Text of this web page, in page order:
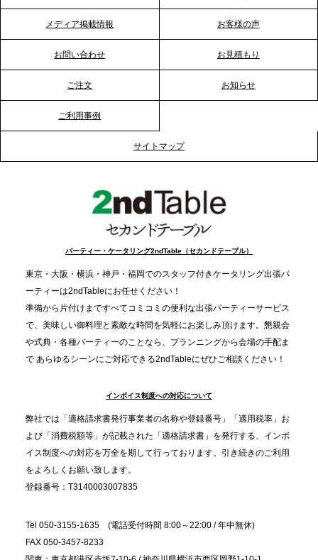
2026.1.20
ーションを活性化
2025.12.12
事提供を実施へ
TBS「Nスタ」で、2ndTable「1DISH」が紹介され
2025.11.21
プレスリリースのご案内｜忘年会は“移動時間ゼロ
分”の時代へ。法人注文が前年比5倍に伸びた「宅配
オードブル」が提案する、新しい乾杯文化
プレスリリースのご案内｜職場で完結する“忘年会・
納会ケータリング”が人気。幹事負担を軽減し、社内
コミュニケーションを促進
メディア掲載情報 お客様の声
お問い合わせ お見積もり
ご注文 お知らせ
ご利用事例
サイトマップ
パーティー・ケータリング2ndTable（セカンドテーブル）
東京・大阪・横浜・神戸・福岡でのスタッフ付きケータリング出張パ
ーティーは2ndTableにお任せください！
準備から片付けまですべてコミコミの便利な出張パーティーサービス
で、美味しい御料理と素敵な時間を気軽にお楽しみ頂けます。懇親会
や式典・各種パーティーのことなら、プランニングから会場の手配ま
で あらゆるシーンにご対応できる2ndTableにぜひご相談ください！
インボイス制度への対応について
弊社では「適格請求書発行事業者の名称や登録番号」「適用税率」お
よび「消費税額等」が記載された「適格請求書」を発行する、インボ
イス制度への対応を万全を期して行っております。引き続きのご利用
をよろしくお願い致します。
登録番号：T3140003007835
Tel 050-3155-1635 (電話受付時間 8:00～22:00 / 年中無休)
FAX 050-3457-8233